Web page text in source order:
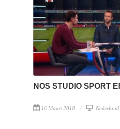
NOS STUDIO SPORT
16 Maart 2018 Nederland